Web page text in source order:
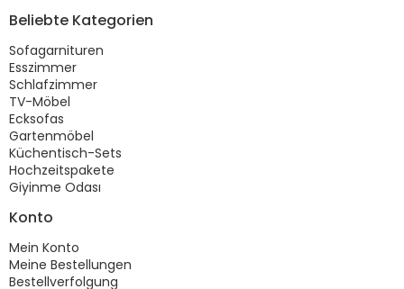
Beliebte Kategorien
Sofagarnituren
Esszimmer
Schlafzimmer
TV-Möbel
Ecksofas
Gartenmöbel
Küchentisch-Sets
Hochzeitspakete
Giyinme Odası
Konto
Mein Konto
Meine Bestellungen
Bestellverfolgung